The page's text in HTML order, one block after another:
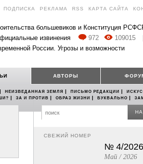
ПОДПИСКА РЕКЛАМА RSS КАРТА САЙТА
большевиков и Конституция
извинения 972 109015
России. Угрозы и возможности
АВТОРЫ
| НЕИЗВЕДАННАЯ ЗЕМЛЯ | ПИСЬМО РЕДАКЦИИ |
| ЗА И ПРОТИВ | ОБРАЗ ЖИЗНИ | БУКВАЛЬНО |
СВЕЖИЙ НОМЕР
№ 4/2026
Май / 2026